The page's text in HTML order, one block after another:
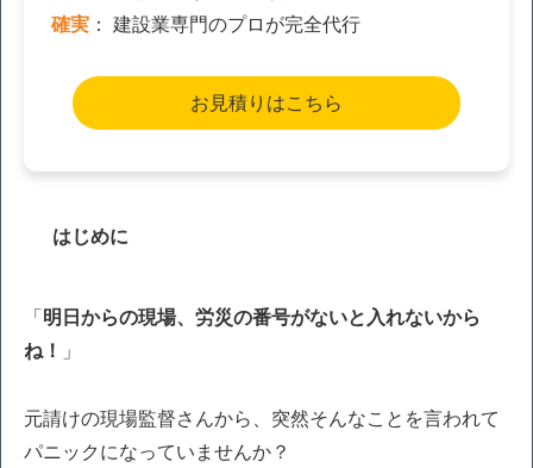
確実： 建設業専門のプロが完全代行
お見積りはこちら
はじめに
「明日からの現場、労災の番号がないと入れないから
ね！ 」
元請けの現場監督さんから、突然そんなことを言われて
パニックになっていませんか？